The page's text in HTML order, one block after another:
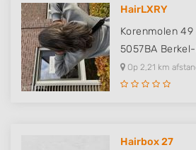
HairLXRY
Korenmolen 49
5057BA
Op 2,21 km
Hairbox 27